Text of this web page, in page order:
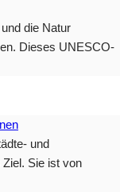
die Natur
Dieses UNESCO-
und
Sie ist von